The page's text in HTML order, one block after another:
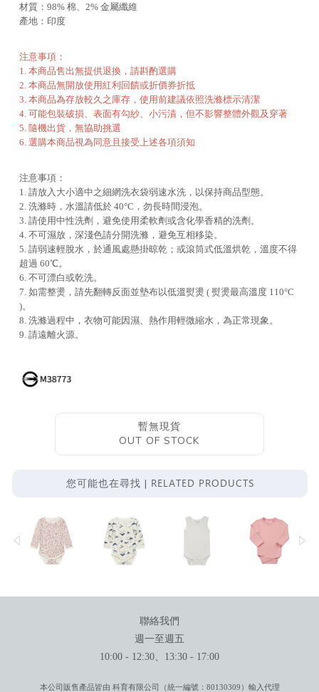
材質：98% 棉、2% 金屬纖維
產地：印度
注意事項：
1. 本商品售出無提供退換，請斟酌選購
2. 本商品無開放使用紅利回饋或折價券折抵
3. 本商品為存放較久之庫存，使用前建議依照洗滌標示清潔
4. 可能包裝破損、表面有勾紗、小污漬，但不影響整體外觀及穿著
5. 隨機出貨，無協助挑選
6. 選購本商品視為同意且接受上述各項須知
注意事項：
1. 請放入大小適中之細網洗衣袋弱速水洗，以保持商品型態。
2. 洗滌時，水溫請低於 40°C，勿長時間浸泡。
3. 請使用中性洗劑，避免使用柔軟劑或含化學香精的洗劑。
4. 不可濕放，深淺色請分開洗滌，避免互相移染。
5. 請弱速輕脫水，於通風處懸掛晾乾；或滾筒式低溫烘乾，溫度不得
超過 60℃。
6. 不可漂白或乾洗。
7. 如需整燙，請先翻轉反面並墊布以低溫熨燙 ( 熨燙最高溫度 110°C
)。
8. 洗滌過程中，衣物可能因濕、熱作用輕微縮水，為正常現象。
9. 請遠離火源。
暫無現貨
OUT OF STOCK
您可能也在尋找 | RELATED PRODUCTS
聯絡我們
週一至週五
10:00 - 12:30、13:30 - 17:00
本公司販售產品皆由 科育有限公司（統一編號：80130309）輸入代理